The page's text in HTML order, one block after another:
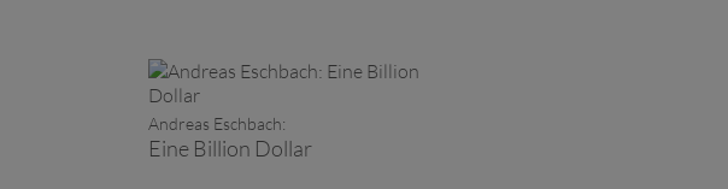
Andreas Eschbach:
Eine Billion Dollar